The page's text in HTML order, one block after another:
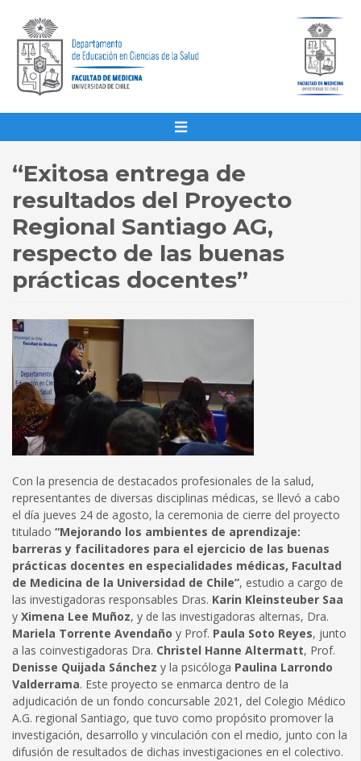
“Exitosa entrega de
resultados del Proyecto
Regional Santiago AG,
respecto de las buenas
prácticas docentes”
Con la presencia de destacados profesionales de la salud,
representantes de diversas disciplinas médicas, se llevó a cabo
el día jueves 24 de agosto, la ceremonia de cierre del proyecto
titulado “Mejorando los ambientes de aprendizaje:
barreras y facilitadores para el ejercicio de las buenas
prácticas docentes en especialidades médicas, Facultad
de Medicina de la Universidad de Chile”, estudio a cargo de
las investigadoras responsables Dras. Karin Kleinsteuber Saa
y Ximena Lee Muñoz, y de las investigadoras alternas, Dra.
Mariela Torrente Avendaño y Prof. Paula Soto Reyes, junto
a las coinvestigadoras Dra. Christel Hanne Altermatt, Prof.
Denisse Quijada Sánchez y la psicóloga Paulina Larrondo
Valderrama. Este proyecto se enmarca dentro de la
adjudicación de un fondo concursable 2021, del Colegio Médico
A.G. regional Santiago, que tuvo como propósito promover la
investigación, desarrollo y vinculación con el medio, junto con la
difusión de resultados de dichas investigaciones en el colectivo.